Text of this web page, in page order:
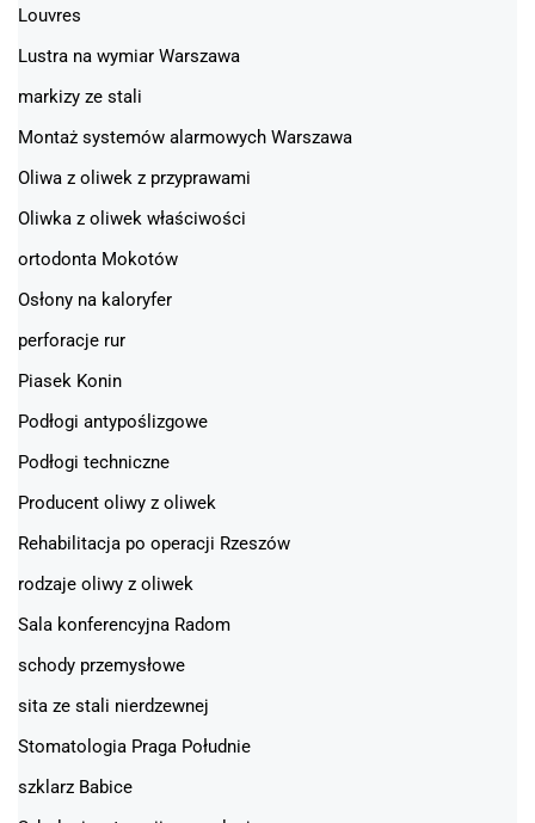
Louvres
Lustra na wymiar Warszawa
markizy ze stali
Montaż systemów alarmowych Warszawa
Oliwa z oliwek z przyprawami
Oliwka z oliwek właściwości
ortodonta Mokotów
Osłony na kaloryfer
perforacje rur
Piasek Konin
Podłogi antypoślizgowe
Podłogi techniczne
Producent oliwy z oliwek
Rehabilitacja po operacji Rzeszów
rodzaje oliwy z oliwek
Sala konferencyjna Radom
schody przemysłowe
sita ze stali nierdzewnej
Stomatologia Praga Południe
szklarz Babice